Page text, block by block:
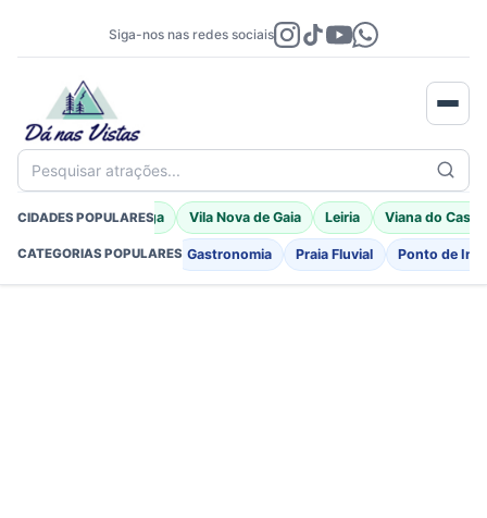
Siga-nos nas redes sociais
Pesquisar atrações...
CIDADES POPULARES
Porto Moniz Braga Vila Nova de Gaia Leiria Viana do
CATEGORIAS POPULARES
Fortificações Igreja Gastronomia Praia Fluvial Ponto de